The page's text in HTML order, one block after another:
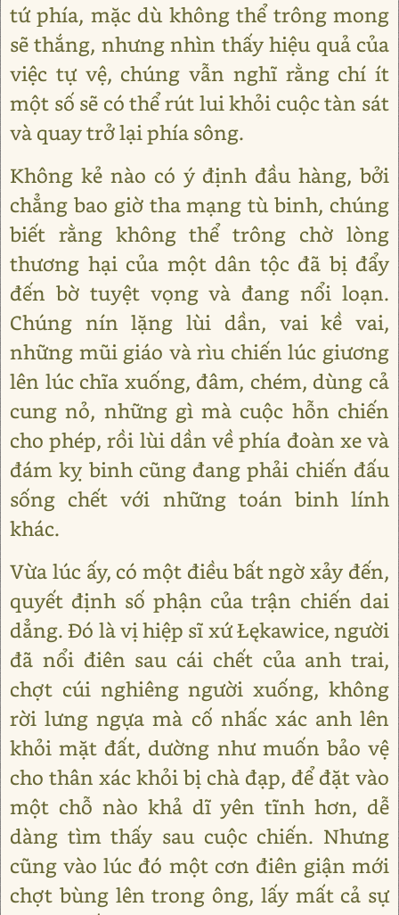
tứ phía, mặc dù không thể trông mong
sẽ thắng, nhưng nhìn thấy hiệu quả của
việc tự vệ, chúng vẫn nghĩ rằng chí ít
một số sẽ có thể rút lui khỏi cuộc tàn sát
và quay trở lại phía sông.
Không kẻ nào có ý định đầu hàng, bởi
chẳng bao giờ tha mạng tù binh, chúng
biết rằng không thể trông chờ lòng
thương hại của một dân tộc đã bị đẩy
đến bờ tuyệt vọng và đang nổi loạn.
Chúng nín lặng lùi dần, vai kề vai,
những mũi giáo và rìu chiến lúc giương
lên lúc chĩa xuống, đâm, chém, dùng cả
cung nỏ, những gì mà cuộc hỗn chiến
cho phép, rồi lùi dần về phía đoàn xe và
đám kỵ binh cũng đang phải chiến đấu
sống chết với những toán binh lính
khác.
Vừa lúc ấy, có một điều bất ngờ xảy đến,
quyết định số phận của trận chiến dai
dẳng. Đó là vị hiệp sĩ xứ Łękawice, người
đã nổi điên sau cái chết của anh trai,
chợt cúi nghiêng người xuống, không
rời lưng ngựa mà cố nhấc xác anh lên
khỏi mặt đất, dường như muốn bảo vệ
cho thân xác khỏi bị chà đạp, để đặt vào
một chỗ nào khả dĩ yên tĩnh hơn, dễ
dàng tìm thấy sau cuộc chiến. Nhưng
cũng vào lúc đó một cơn điên giận mới
chợt bùng lên trong ông, lấy mất cả sự